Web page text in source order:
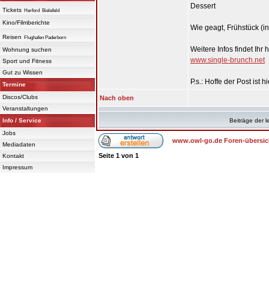
Tickets Herford Bielefeld
Kino/Filmberichte
Reisen Flughafen Paderborn
Wohnung suchen
Sport und Fitness
Gut zu Wissen
Termine
Discos/Clubs
Veranstaltungen
Info / Service
Jobs
Mediadaten
Kontakt
Impressum
Dessert
Wie geagt, Frühstück
Weitere Infos findet Ihr
www.single-brunch.net
P.s.: Hoffe der Post ist
Nach oben
Beiträge der
www.owl-go.de Foren-
Seite 1 von 1